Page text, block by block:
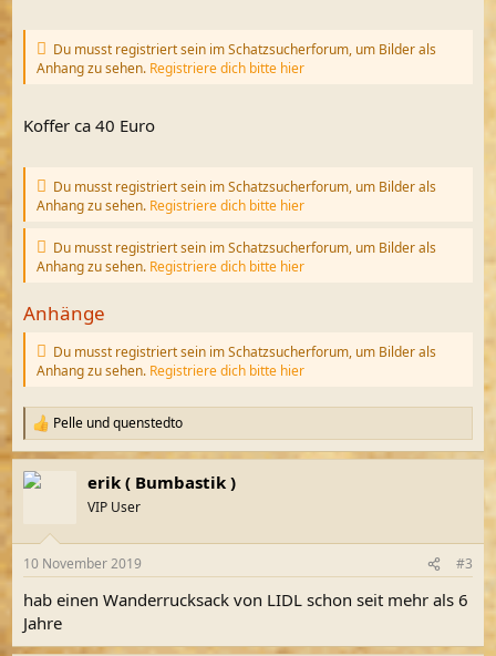
Du musst registriert sein im Schatzsucherforum, um Bilder als
Anhang zu sehen. Registriere dich bitte hier
Koffer ca 40 Euro
Du musst registriert sein im Schatzsucherforum, um Bilder als
Anhang zu sehen. Registriere dich bitte hier
Du musst registriert sein im Schatzsucherforum, um Bilder als
Anhang zu sehen. Registriere dich bitte hier
Anhänge
Du musst registriert sein im Schatzsucherforum, um Bilder als
Anhang zu sehen. Registriere dich bitte hier
R
e
a
k
e
:
Pelle undquenstedto
erik ( Bumbastik )
VIP User
10 November 2019 #3
hab einen Wanderrucksack von LIDL schon seit mehr als 6
Jahre